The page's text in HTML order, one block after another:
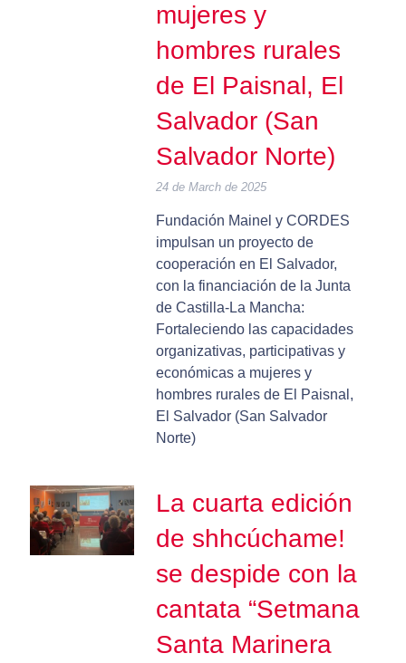
mujeres y
hombres rurales
de El Paisnal, El
Salvador (San
Salvador Norte)
24 de March de 2025
Fundación Mainel y CORDES
impulsan un proyecto de
cooperación en El Salvador,
con la financiación de la Junta
de Castilla-La Mancha:
Fortaleciendo las capacidades
organizativas, participativas y
económicas a mujeres y
hombres rurales de El Paisnal,
El Salvador (San Salvador
Norte)
La cuarta edición
de shhcúchame!
se despide con la
cantata “Setmana
Santa Marinera